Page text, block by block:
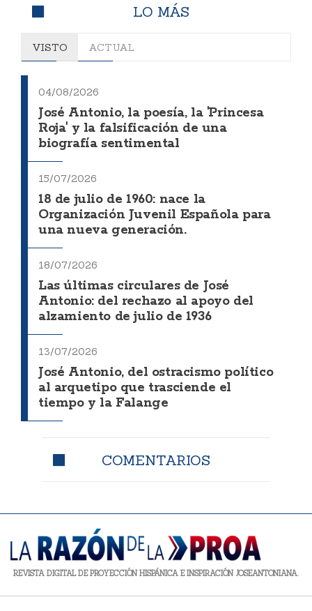
LO MÁS
VISTO ACTUAL
04/08/2026
José Antonio, la poesía, la 'Princesa
Roja' y la falsificación de una
biografía sentimental
15/07/2026
18 de julio de 1960: nace la
Organización Juvenil Española para
una nueva generación.
18/07/2026
Las últimas circulares de José
Antonio: del rechazo al apoyo del
alzamiento de julio de 1936
13/07/2026
José Antonio, del ostracismo político
al arquetipo que trasciende el
tiempo y la Falange
COMENTARIOS
REVISTA DIGITAL DE PROYECCIÓN HISPÁNICA E INSPIRACIÓN JOSEANTONIANA.